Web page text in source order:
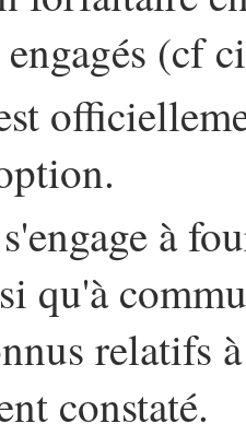
(cf
à
qu'à
relatifs
constaté.